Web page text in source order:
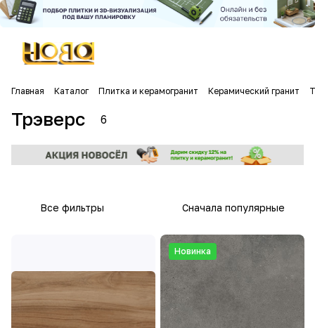
Главная Каталог Плитка и керамогранит Керамический гранит
Трэверс 6
Все фильтры Сначала популярные
Новинка